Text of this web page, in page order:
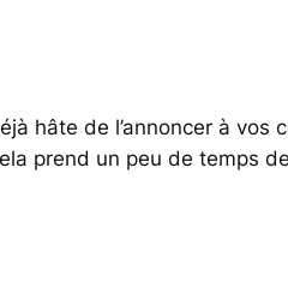
hâte de l’annoncer à vos
prend un peu de temps